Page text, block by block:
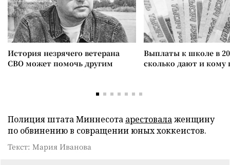
История незрячего ветерана
СВО может помочь другим
Выплаты к школе в
сколько дают и
Полиция штата Миннесота арестовалаженщину
по обвинению в совращении юных хоккеистов.
Текст: Мария Иванова